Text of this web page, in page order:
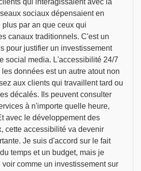
qui interagissaient avec la
sociaux dépensaient en
par an que ceux qui
canaux traditionnels. C'est un
pour justifier un investissement
social media. L'accessibilité 24/7
données est un autre atout non
aux clients qui travaillent tard ou
décalés. Ils peuvent consulter
à n'importe quelle heure,
avec le développement des
cette accessibilité va devenir
Je suis d'accord sur le fait
temps et un budget, mais je
comme un investissement sur